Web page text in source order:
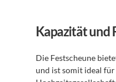
Kapazität und
Die Festscheune
und ist somit ideal